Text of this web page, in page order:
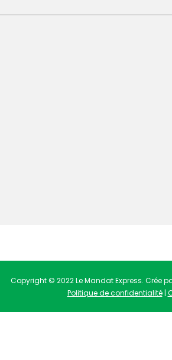
Copyright © 2022 Le Mandat Express. Crée
Politique de confidentialité|